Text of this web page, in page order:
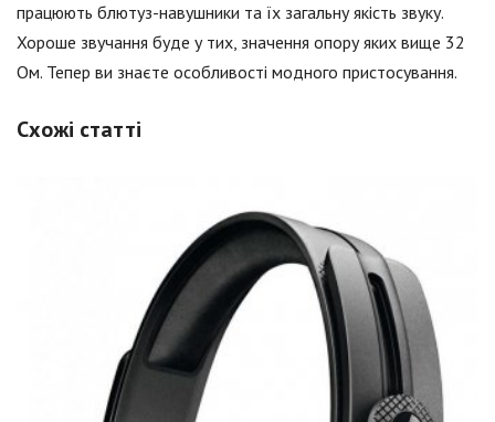
працюють блютуз-навушники та їх загальну якість звуку.
Хороше звучання буде у тих, значення опору яких вище 32
Ом. Тепер ви знаєте особливості модного пристосування.
Схожі статті